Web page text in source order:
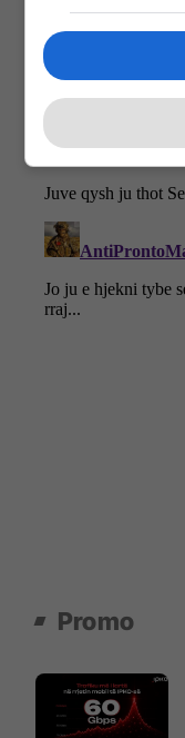
Promo